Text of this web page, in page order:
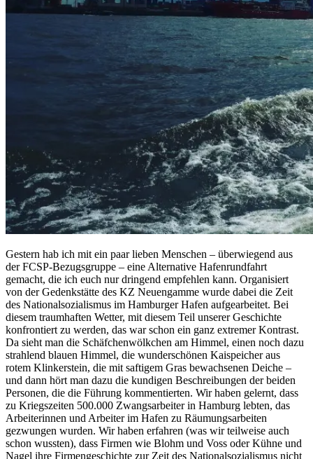
Gestern hab ich mit ein paar lieben Menschen – überwiegend aus
der FCSP-Bezugsgruppe – eine Alternative Hafenrundfahrt
gemacht, die ich euch nur dringend empfehlen kann. Organisiert
von der Gedenkstätte des KZ Neuengamme wurde dabei die Zeit
des Nationalsozialismus im Hamburger Hafen aufgearbeitet. Bei
diesem traumhaften Wetter, mit diesem Teil unserer Geschichte
konfrontiert zu werden, das war schon ein ganz extremer Kontrast.
Da sieht man die Schäfchenwölkchen am Himmel, einen noch dazu
strahlend blauen Himmel, die wunderschönen Kaispeicher aus
rotem Klinkerstein, die mit saftigem Gras bewachsenen Deiche –
und dann hört man dazu die kundigen Beschreibungen der beiden
Personen, die die Führung kommentierten. Wir haben gelernt, dass
zu Kriegszeiten 500.000 Zwangsarbeiter in Hamburg lebten, das
Arbeiterinnen und Arbeiter im Hafen zu Räumungsarbeiten
gezwungen wurden. Wir haben erfahren (was wir teilweise auch
schon wussten), dass Firmen wie Blohm und Voss oder Kühne und
Nagel ihre Firmengeschichte zur Zeit des Nationalsozialismus nicht